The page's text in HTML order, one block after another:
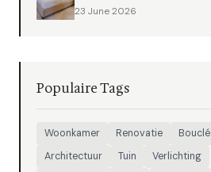
23 June 2026
Populaire Tags
Woonkamer Renovatie Bouclé
Architectuur
Tuin
Verlichting